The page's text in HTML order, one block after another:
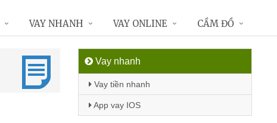
Vay nhanh
Vay tiền nhanh
App vay IOS
VAY NHANH VAY ONLINE CẦM ĐỒ